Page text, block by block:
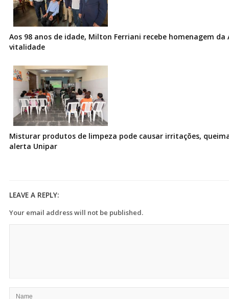
Aos 98 anos de idade, Milton Ferriani recebe homenagem da
vitalidade
Misturar produtos de limpeza pode causar irritações,
alerta Unipar
LEAVE A REPLY:
Your email address will not be published.